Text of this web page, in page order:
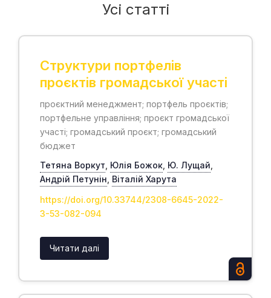
Усі статті
Структури портфелів
проєктів громадської участі
проєктний менеджмент; портфель проєктів;
портфельне управління; проєкт громадської
участі; громадський проєкт; громадський
бюджет
Тетяна Воркут Юлія Божок Ю. Лущай
Андрій Петунін Віталій Харута
https://doi.org/10.33744/2308-6645-2022-
3-53-082-094
Читати далі